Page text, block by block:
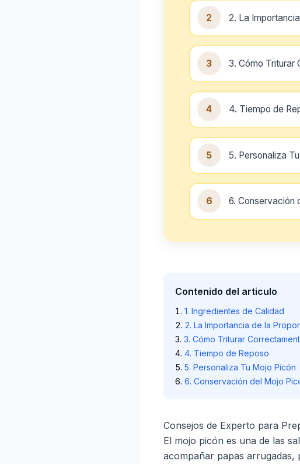
2 2. La
3 3. Cómo Triturar
4 4. Tiempo de
5 5. Personaliza
6 6. Conservación
Contenido del articulo
1. Ingredientes de Calidad
2. La Importancia de la
3. Cómo Triturar
4. Tiempo de Reposo
5. Personaliza Tu Mojo Picón
6. Conservación del Mojo
Consejos de Experto para
El mojo picón es una de las
acompañar papas arrugadas,